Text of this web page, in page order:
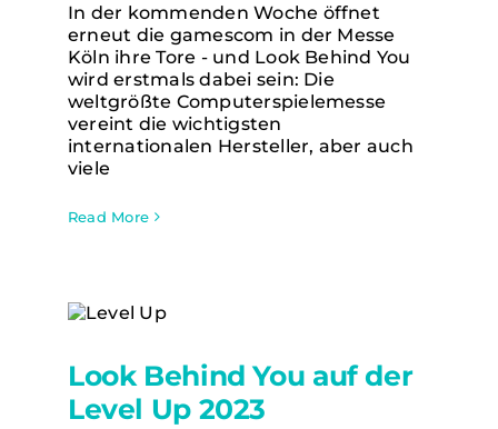
In der kommenden Woche öffnet
erneut die gamescom in der Messe
Köln ihre Tore - und Look Behind You
wird erstmals dabei sein: Die
weltgrößte Computerspielemesse
vereint die wichtigsten
internationalen Hersteller, aber auch
viele
Read More
Look Behind You auf der Level Up
2023
Look Behind You auf der
Level Up 2023